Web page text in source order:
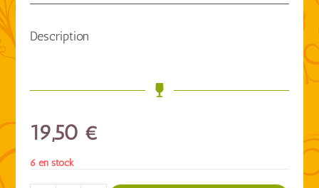
Description
19,50 €
6 en stock